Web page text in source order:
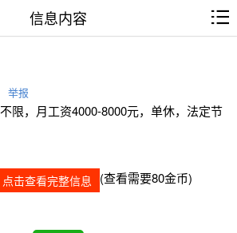
信息内容
举报
限，月工资4000-8000元，单休，法定节
点击查看完整信息 (查看需要80金币)